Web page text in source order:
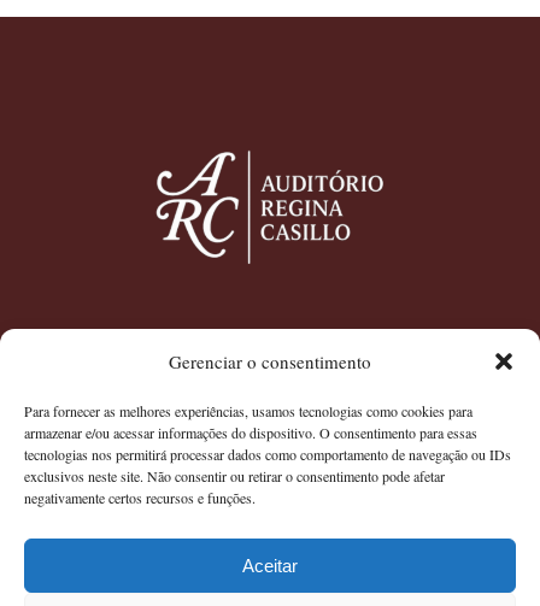
Gerenciar o consentimento
Para fornecer as melhores experiências, usamos tecnologias como cookies para
armazenar e/ou acessar informações do dispositivo. O consentimento para essas
tecnologias nos permitirá processar dados como comportamento de navegação ou IDs
exclusivos neste site. Não consentir ou retirar o consentimento pode afetar
negativamente certos recursos e funções.
Aceitar
O Auditório Regina Casillo, em Curitiba, é um espaço
exclusivo para eventos como concertos, palestras, congressos,
culturais. Com acústica impecável, infraestrutura moderna e
localização privilegiada, oferece elegância e conforto para
tornar seu evento inesquecível.
Auditório